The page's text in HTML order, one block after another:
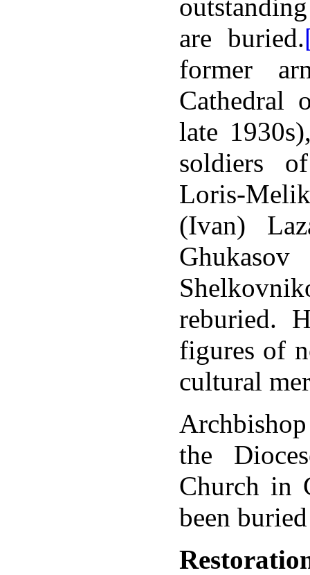
are buried.
former
Cathedral
late
soldiers
Loris-
(Ivan)
reburied.
figures of
cultural
the
Church in
been